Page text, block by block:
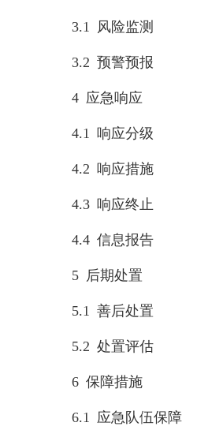
3.1 风险监测
3.2 预警预报
4 应急响应
4.1 响应分级
4.2 响应措施
4.3 响应终止
4.4 信息报告
5 后期处置
5.1 善后处置
5.2 处置评估
6 保障措施
6.1 应急队伍保障